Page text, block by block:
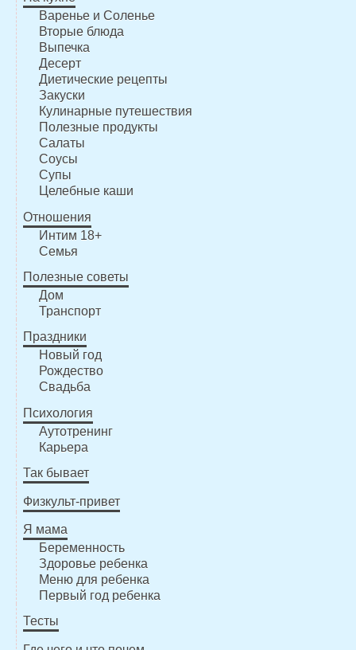
Варенье и Соленье
Вторые блюда
Выпечка
Десерт
Диетические рецепты
Закуски
Кулинарные путешествия
Полезные продукты
Салаты
Соусы
Супы
Целебные каши
Отношения
Интим 18+
Семья
Полезные советы
Дом
Транспорт
Праздники
Новый год
Рождество
Свадьба
Психология
Аутотренинг
Карьера
Так бывает
Физкульт-привет
Я мама
Беременность
Здоровье ребенка
Меню для ребенка
Первый год ребенка
Тесты